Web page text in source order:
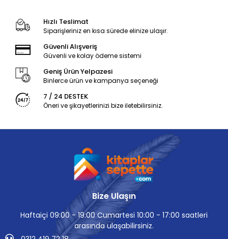
Hızlı Teslimat
Siparişleriniz en kısa sürede elinize ulaşır.
Güvenli Alışveriş
Güvenli ve kolay ödeme sistemi
Geniş Ürün Yelpazesi
Binlerce ürün ve kampanya seçeneği
7 / 24 DESTEK
Öneri ve şikayetlerinizi bize iletebilirsiniz.
Bize Ulaşın
Haftaiçi 09:00 - 19:00 Cumartesi 10:00 - 17:00 saatleri
arasında ulaşabilirsiniz.